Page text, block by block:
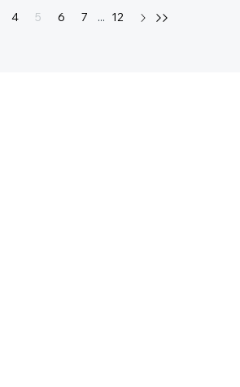
4 5 6 7 ... 12